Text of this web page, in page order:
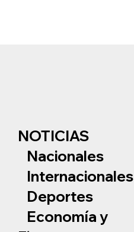
NOTICIAS
Nacionales
Internacionales
Deportes
Economía y